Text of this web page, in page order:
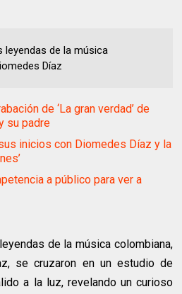
leyendas de la música
Díaz
de ‘La gran verdad’ de
su padre
sus inicios con Diomedes Díaz y la
a público para ver a
de la música colombiana,
se cruzaron en un estudio de
a la luz, revelando un curioso